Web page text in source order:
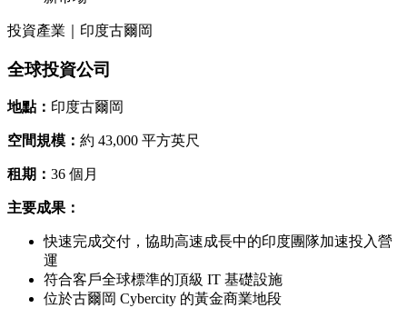
投資產業｜印度古爾岡
全球投資公司
地點： 印度古爾岡
空間規模： 約 43,000 平方英尺
租期： 36 個月
主要成果：
快速完成交付，協助高速成長中的印度團隊加速投入營
運
符合客戶全球標準的頂級 IT 基礎設施
位於古爾岡 Cybercity 的黃金商業地段